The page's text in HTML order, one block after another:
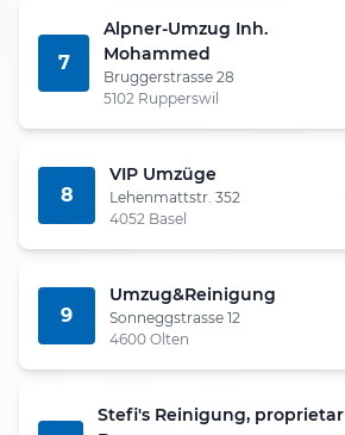
7
Alpner-Umzug Inh.
Mohammed
Bruggerstrasse 28
5102 Rupperswil
8
VIP Umzüge
Lehenmattstr. 352
4052 Basel
9
Umzug&Reinigung
Sonneggstrasse 12
4600 Olten
Stefi's Reinigung, proprietar